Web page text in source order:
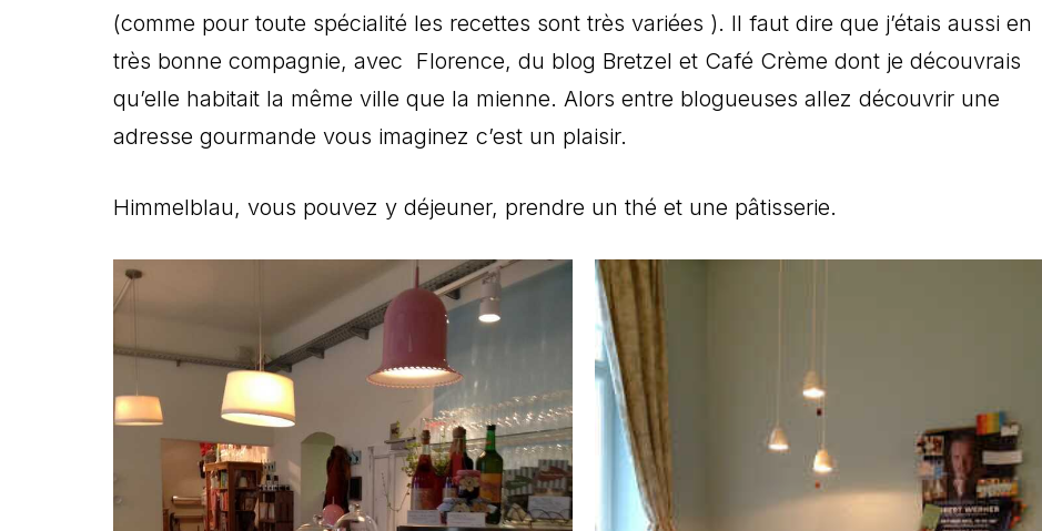
(comme pour toute spécialité les recettes sont très variées ). Il faut dire que j’étais aussi en
très bonne compagnie, avec Florence, du blog Bretzel et Café Crème dont je découvrais
qu’elle habitait la même ville que la mienne. Alors entre blogueuses allez découvrir une
adresse gourmande vous imaginez c’est un plaisir.
Himmelblau, vous pouvez y déjeuner, prendre un thé et une pâtisserie.